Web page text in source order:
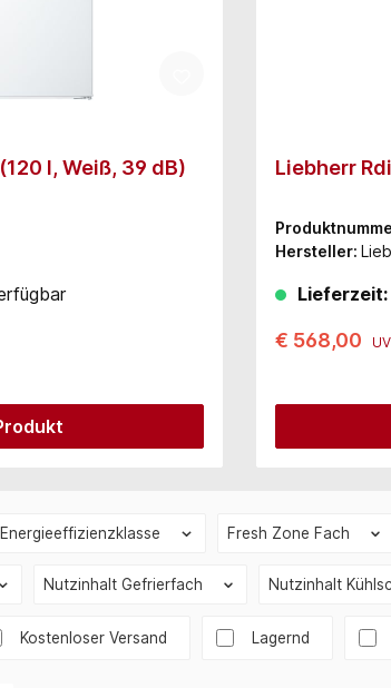
l, Weiß, 39 dB) Liebherr
Hersteller:
Lieferzeit:
€ 568,00
Energieeffizienzklasse Fresh Zone Fach
Nutzinhalt Gefrierfach Nutzinhalt
Filter hinzufügen: Versandkostenfrei
Kostenloser Versand Lagernd